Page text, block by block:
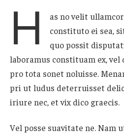
H
as no velit
constituto ei sea,
quo possit
laboramus constituam ex, vel
pro tota sonet noluisse.
pri ut ludus deterruisset
iriure nec, et vix dico graecis.
Vel posse suavitate ne. Nam